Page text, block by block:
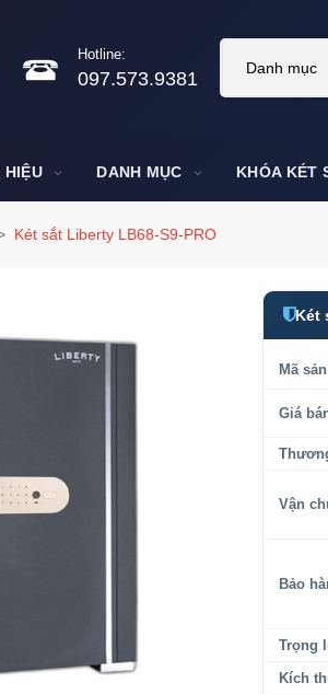
Hotline:
097.573.9381 Danh mục
HIỆU DANH MỤC KHÓA KÉT
Két sắt Liberty LB68-S9-PRO
Két
Mã
Giá
Vận
Bảo
Trọng
Kích